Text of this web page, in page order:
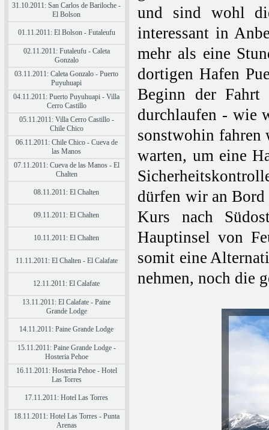
31.10.2011: San Carlos de Bariloche -
El Bolson
01.11.2011: El Bolson - Futaleufu
02.11.2011: Futaleufu - Caleta
Gonzalo
03.11.2011: Caleta Gonzalo - Puerto
Puyuhuapi
04.11.2011: Puerto Puyuhuapi - Villa
Cerro Castillo
05.11.2011: Villa Cerro Castillo -
Chile Chico
06.11.2011: Chile Chico - Cueva de
las Manos
07.11.2011: Cueva de las Manos - El
Chalten
08.11.2011: El Chalten
09.11.2011: El Chalten
10.11.2011: El Chalten
11.11.2011: El Chalten - El Calafate
12.11.2011: El Calafate
13.11.2011: El Calafate - Paine
Grande Lodge
14.11.2011: Paine Grande Lodge
15.11.2011: Paine Grande Lodge -
Hosteria Pehoe
16.11.2011: Hosteria Pehoe - Hotel
Las Torres
17.11.2011: Hotel Las Torres
18.11.2011: Hotel Las Torres - Punta
Arenas
und sind wohl
interessant in
mehr als eine
dortigen Hafen
Beginn der Fahrt
durchlaufen - wie
sonstwohin fahren
warten, um eine
dürfen wir an Bord
Kurs nach
Hauptinsel von
somit eine
nehmen, noch die